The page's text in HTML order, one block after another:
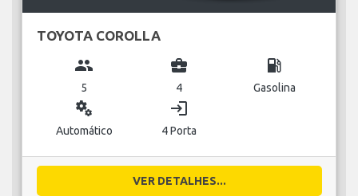
TOYOTA COROLLA
group
5
business_center
4
local_gas_station
Gasolina
miscellaneous_services
Automático
login
4 Porta
VER DETALHES...